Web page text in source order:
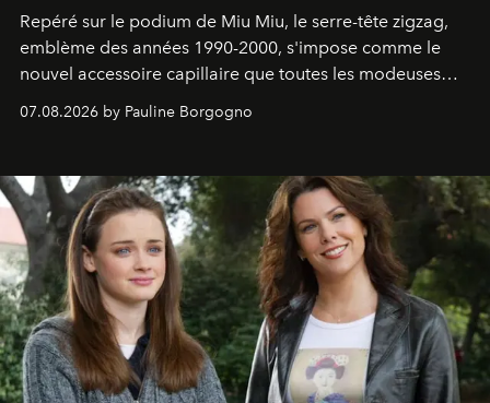
Repéré sur le podium de Miu Miu, le serre-tête zigzag,
emblème des années 1990-2000, s'impose comme le
nouvel accessoire capillaire que toutes les modeuses
s'arrachent déjà.
07.08.2026 by Pauline Borgogno